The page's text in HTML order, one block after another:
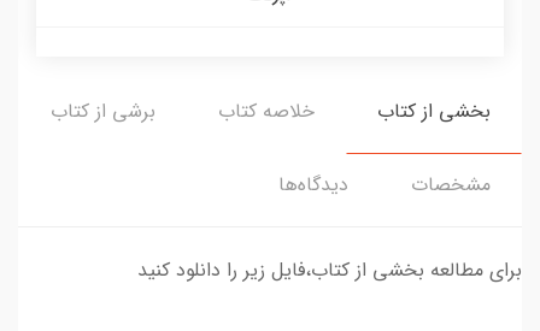
بخشی از کتاب خلاصه کتاب برشی از کتاب
مشخصات دیدگاه‌ها
برای مطالعه بخشی از کتاب،فایل زیر را دانلود کنید